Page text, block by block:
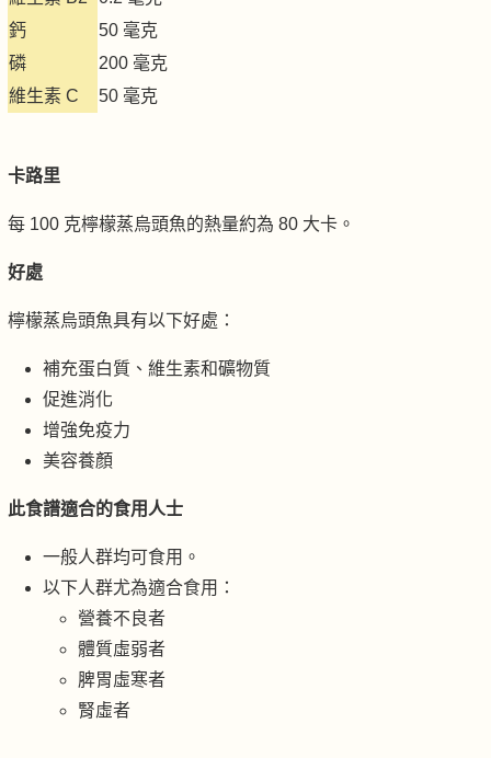
鈣
50 毫克
磷
200 毫克
維生素 C
50 毫克
卡路里
每 100 克檸檬蒸烏頭魚的熱量約為 80 大卡。
好處
檸檬蒸烏頭魚具有以下好處：
補充蛋白質、維生素和礦物質
促進消化
增強免疫力
美容養顏
此食譜適合的食用人士
一般人群均可食用。
以下人群尤為適合食用：
營養不良者
體質虛弱者
脾胃虛寒者
腎虛者